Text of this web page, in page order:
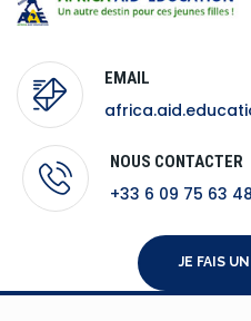
EMAIL
NOUS CONTACTER
+33 6 09 75 63 48
JE FAIS